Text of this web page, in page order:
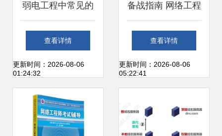
弱电工程中常见的
六种无线网络组网
架构讲解
查看详情
更新时间：2026-08-06
01:24:32
备战指南 网络工程
师考试冲刺策略
（新修订版）
查看详情
更新时间：2026-08-06
05:22:41